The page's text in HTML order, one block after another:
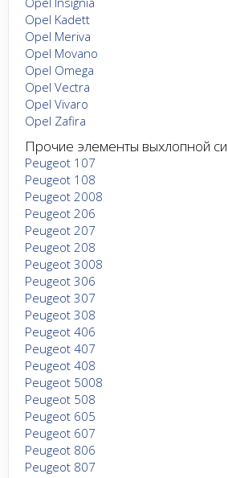
Opel Kadett
Opel Meriva
Opel Movano
Opel Omega
Opel Vectra
Opel Vivaro
Opel Zafira
Прочие элементы выхлопной
Peugeot 107
Peugeot 108
Peugeot 2008
Peugeot 206
Peugeot 207
Peugeot 208
Peugeot 3008
Peugeot 306
Peugeot 307
Peugeot 308
Peugeot 406
Peugeot 407
Peugeot 408
Peugeot 5008
Peugeot 508
Peugeot 605
Peugeot 607
Peugeot 806
Peugeot 807